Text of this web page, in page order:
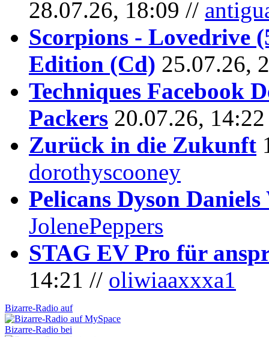
28.07.26, 18:09 //
Scorpions - Lovedrive
Edition (Cd) 25.07.26,
Techniques Facebook
Packers 20.07.26,
Zurück in die Zukunft
dorothyscooney
Pelicans Dyson
JolenePeppers
STAG EV Pro für
14:21 // oliwiaaxxxa1
Bizarre-Radio auf
Bizarre-Radio bei